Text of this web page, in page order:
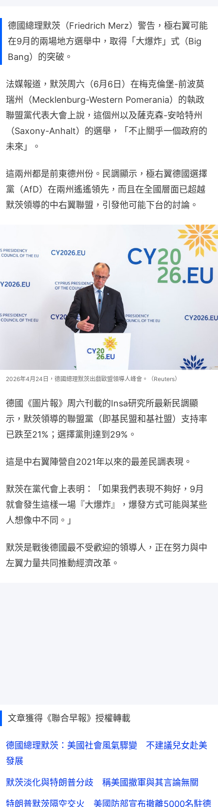
德國總理默茨（Friedrich Merz）警告，極右翼可能
在9月的兩場地方選舉中，取得「大爆炸」式（Big
Bang）的突破。
法媒報道，默茨周六（6月6日）在梅克倫堡-前波莫
瑞州（Mecklenburg-Western Pomerania）的執政
聯盟黨代表大會上說，這個州以及薩克森-安哈特州
（Saxony-Anhalt）的選舉，「不止關乎一個政府的
未來」。
這兩州都是前東德州份。民調顯示，極右翼德國選擇
黨（AfD）在兩州遙遙領先，而且在全國層面已超越
默茨領導的中右翼聯盟，引發他可能下台的討論。
2026年4月24日，德國總理默茨出戲歐盟領導人峰會。（Reuters）
德國《圖片報》周六刊載的Insa研究所最新民調顯
示，默茨領導的聯盟黨（即基民盟和基社盟）支持率
已跌至21%；選擇黨則達到29%。
這是中右翼陣營自2021年以來的最差民調表現。
默茨在黨代會上表明：「如果我們表現不夠好，9月
就會發生這樣一場『大爆炸』，爆發方式可能與某些
人想像中不同。」
默茨是戰後德國最不受歡迎的領導人，正在努力與中
左翼力量共同推動經濟改革。
文章獲得《聯合早報》授權轉載
德國總理默茨：美國社會風氣驟變 不建議兒女赴美
發展
默茨淡化與特朗普分歧 稱美國撤軍與其言論無關
特朗普默茨隔空交火 美國防部宣布撤離5000名駐德